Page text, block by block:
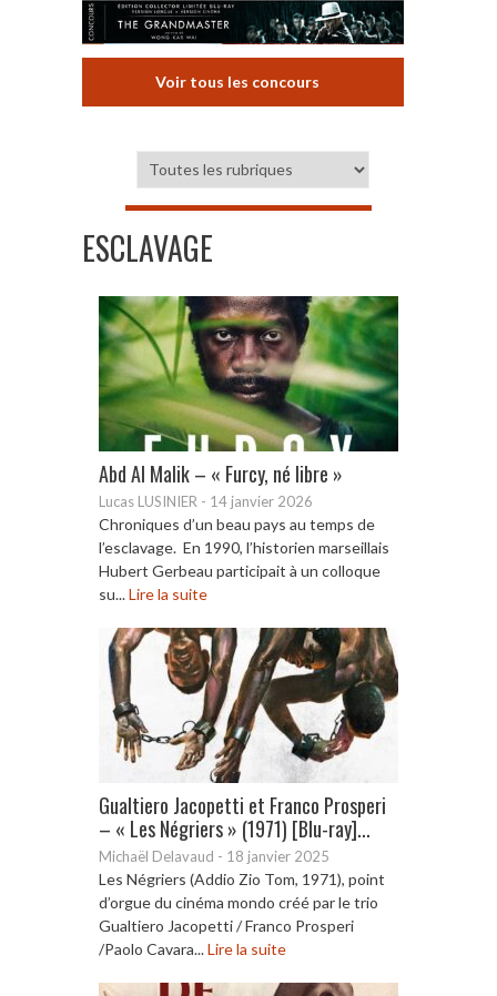
Voir tous les concours
ESCLAVAGE
Abd Al Malik – « Furcy, né libre »
Lucas LUSINIER - 14 janvier 2026
Chroniques d’un beau pays au temps de
l’esclavage. En 1990, l’historien marseillais
Hubert Gerbeau participait à un colloque
su...Lire la suite
Gualtiero Jacopetti et Franco Prosperi
– « Les Négriers » (1971) [Blu-ray]...
Michaël Delavaud - 18 janvier 2025
Les Négriers (Addio Zio Tom, 1971), point
d’orgue du cinéma mondo créé par le trio
Gualtiero Jacopetti / Franco Prosperi
/Paolo Cavara...Lire la suite